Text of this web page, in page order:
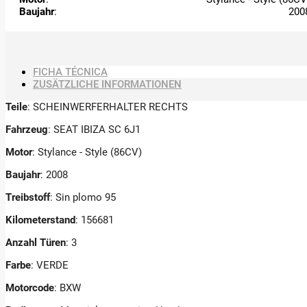
Baujahr:
FICHA TÉCNICA
ZUSÄTZLICHE INFORMATIONEN
Teile: SCHEINWERFERHALTER RECHTS
Fahrzeug: SEAT IBIZA SC 6J1
Motor: Stylance - Style (86CV)
Baujahr: 2008
Treibstoff: Sin plomo 95
Kilometerstand: 156681
Anzahl Türen: 3
Farbe: VERDE
Motorcode: BXW